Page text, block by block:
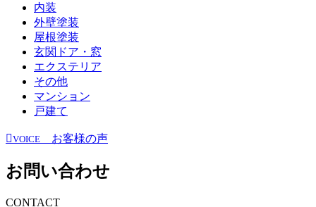
内装
外壁塗装
屋根塗装
玄関ドア・窓
エクステリア
その他
マンション
戸建て
VOICE お客様の声
お問い合わせ
CONTACT